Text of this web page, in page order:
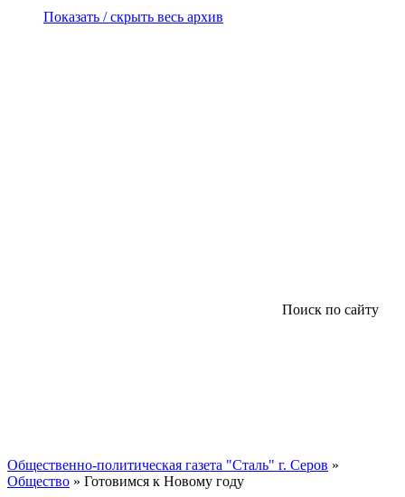
Показать / скрыть весь архив
Поиск по сайту
Общественно-политическая газета "Сталь" г. Серов »
Общество » Готовимся к Новому году